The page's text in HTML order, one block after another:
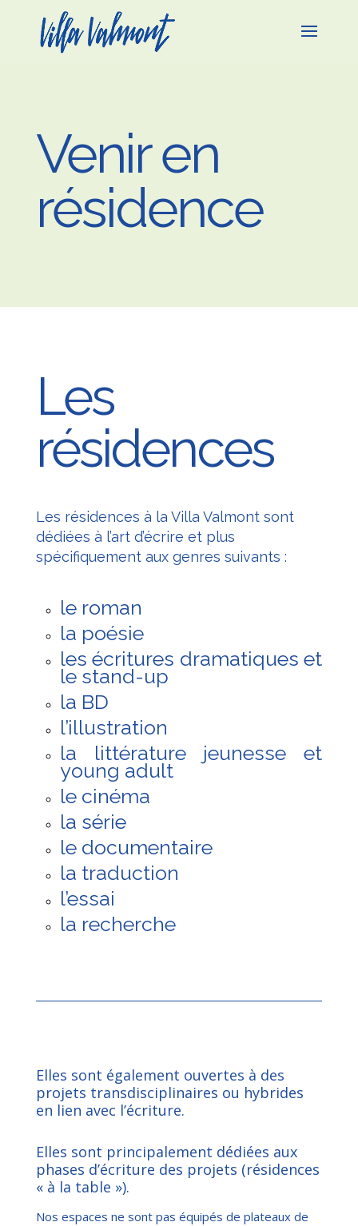
Venir en
résidence
Les
résidences|
Les résidences à la Villa Valmont sont
dédiées à l’art d’écrire et plus
spécifiquement aux genres suivants :
le roman
la poésie
les écritures dramatiques et
le stand-up
la BD
l’illustration
la littérature jeunesse et
young adult
le cinéma
la série
le documentaire
la traduction
l’essai
la recherche
Elles sont également ouvertes à des
projets transdisciplinaires ou hybrides
en lien avec l’écriture.
Elles sont principalement dédiées aux
phases d’écriture des projets (résidences
« à la table »).
Nos espaces ne sont pas équipés de plateaux de